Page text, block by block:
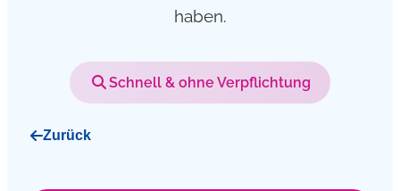
haben.
Schnell & ohne Verpflichtung
Zurück